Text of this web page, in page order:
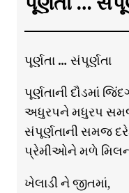
પૂર્ણતા … સંપૂર્ણતા
પૂર્ણતાની દૌડમાં
અધુરપને મધુરપ
સંપૂર્ણતાની સમજ
પ્રેમીઓને મળે મિલન
ખેલાડી ને જીતમાં,